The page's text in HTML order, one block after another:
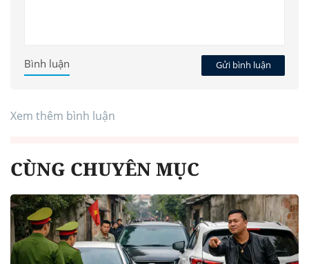
Gửi bình luận
Bình luận
Xem thêm bình luận
CÙNG CHUYÊN MỤC